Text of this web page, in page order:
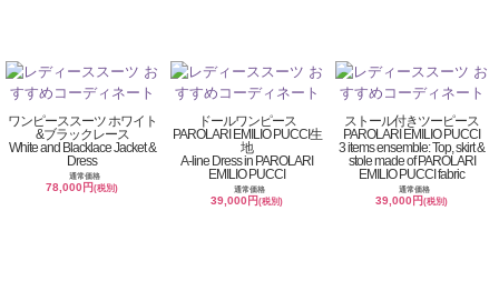
ワンピーススーツ ホワイト
&ブラックレース
White and Blacklace Jacket &
Dress
通常価格
78,000円(税別)
ドールワンピース
PAROLARI EMILIO PUCCI生
地
A-line Dress in PAROLARI
EMILIO PUCCI
通常価格
39,000円(税別)
ストール付きツーピース
PAROLARI EMILIO PUCCI
3 items ensemble: Top, skirt &
stole made of PAROLARI
EMILIO PUCCI fabric
通常価格
39,000円(税別)